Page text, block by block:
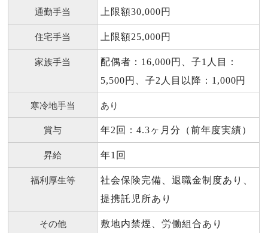
通勤手当 上限額30,000円
住宅手当 上限額25,000円
家族手当
配偶者：16,000円、子1人目：
5,500円、子2人目以降：1,000円
寒冷地手当 あり
賞与 年2回：4.3ヶ月分（前年度実績）
昇給 年1回
福利厚生等
社会保険完備、退職金制度あり、
提携託児所あり
その他 敷地内禁煙、労働組合あり